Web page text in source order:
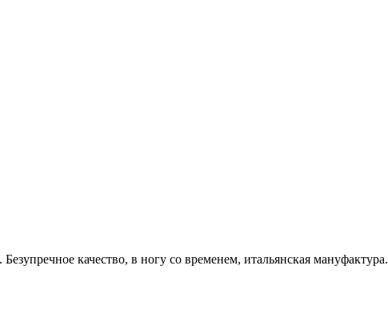
качество, в ногу со временем, итальянская мануфактура.